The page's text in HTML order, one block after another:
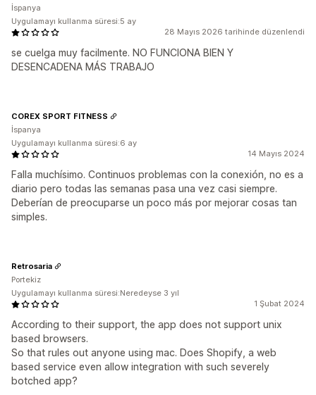
28 Mayıs 2026 tarihinde düzenlendi
se cuelga muy facilmente. NO FUNCIONA BIEN Y
DESENCADENA MÁS TRABAJO
İspanya
Uygulamayı kullanma süresi:5 ay
14 Mayıs 2024
Falla muchísimo. Continuos problemas con la conexión, no es a
diario pero todas las semanas pasa una vez casi siempre.
Deberían de preocuparse un poco más por mejorar cosas tan
simples.
COREX SPORT FITNESS
İspanya
Uygulamayı kullanma süresi:6 ay
1 Şubat 2024
According to their support, the app does not support unix
based browsers.
So that rules out anyone using mac. Does Shopify, a web
based service even allow integration with such severely
botched app?
Retrosaria
Portekiz
Uygulamayı kullanma süresi:Neredeyse 3 yıl